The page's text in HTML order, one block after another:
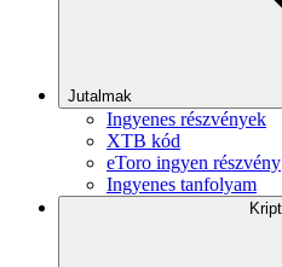
Jutalmak
Ingyenes részvények
XTB kód
eToro ingyen részvény
Ingyenes tanfolyam